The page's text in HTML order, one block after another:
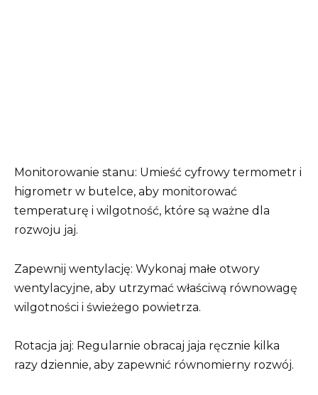
Monitorowanie stanu: Umieść cyfrowy termometr i
higrometr w butelce, aby monitorować
temperaturę i wilgotność, które są ważne dla
rozwoju jaj.
Zapewnij wentylację: Wykonaj małe otwory
wentylacyjne, aby utrzymać właściwą równowagę
wilgotności i świeżego powietrza.
Rotacja jaj: Regularnie obracaj jaja ręcznie kilka
razy dziennie, aby zapewnić równomierny rozwój.